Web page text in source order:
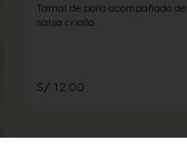
Tamal de pollo acompañado de
salsa criolla.
S/ 12.00